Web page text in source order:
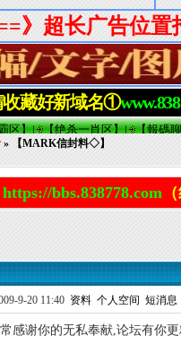
» 【MARK信封料◇】
https://bbs.838778.com
9-20 11:40 资料 个人空间 短消息
感谢你的无私奉献,论坛有你